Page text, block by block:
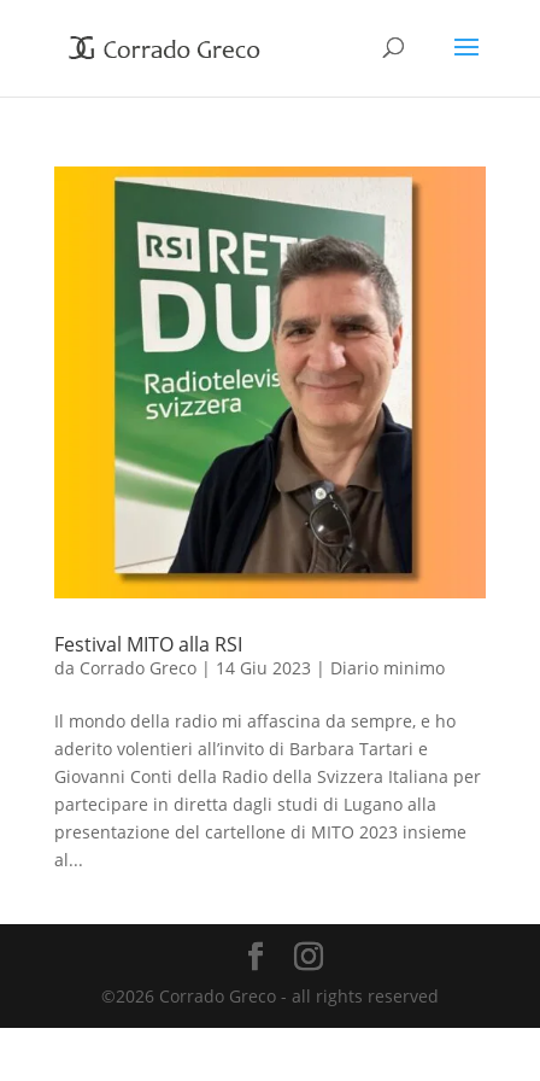
Festival MITO alla RSI
da Corrado Greco| 14 Giu 2023 | Diario minimo
Il mondo della radio mi affascina da sempre, e ho
aderito volentieri all’invito di Barbara Tartari e
Giovanni Conti della Radio della Svizzera Italiana per
partecipare in diretta dagli studi di Lugano alla
presentazione del cartellone di MITO 2023 insieme
al...
©2026 Corrado Greco - all rights reserved